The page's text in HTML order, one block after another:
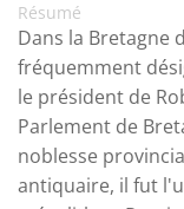
Résumé
Dans la Bretagne
fréquemment
le président de
Parlement de
noblesse
antiquaire, il fut